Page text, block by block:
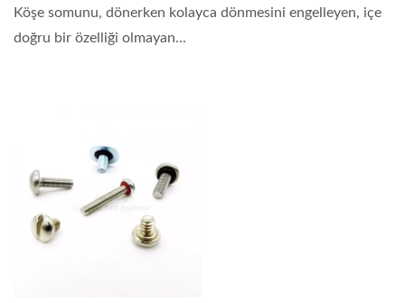
Köşe somunu, dönerken kolayca dönmesini engelleyen, içe
doğru bir özelliği olmayan...